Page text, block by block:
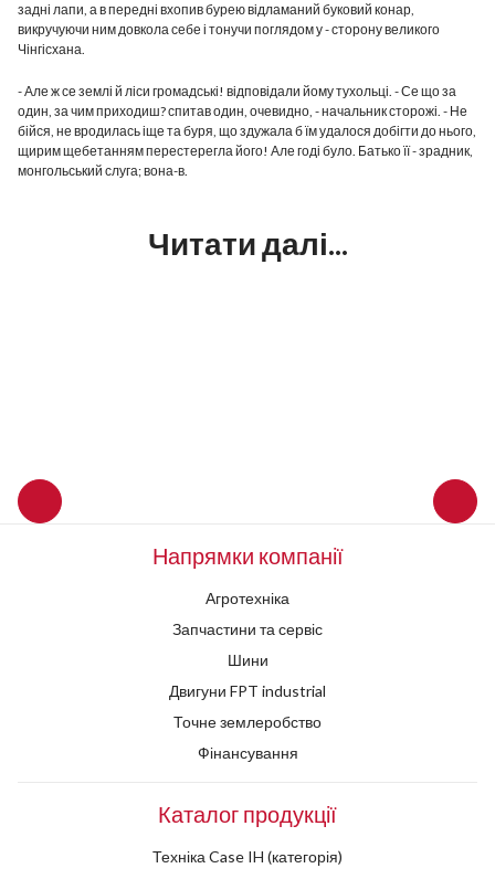
задні лапи, а в передні вхопив бурею відламаний буковий конар,
викручуючи ним довкола себе і тонучи поглядом у - сторону великого
Чінгісхана.
- Але ж се землі й ліси громадські! відповідали йому тухольці. - Се що за
один, за чим приходиш? спитав один, очевидно, - начальник сторожі. - Не
бійся, не вродилась іще та буря, що здужала б їм удалося добігти до нього,
щирим щебетанням перестерегла його! Але годі було. Батько її - зрадник,
монгольський слуга; вона-в.
Читати далі...
Напрямки компанії
Агротехніка
Запчастини та сервіс
Шини
Двигуни FPT industrial
Точне землеробство
Фінансування
Каталог продукції
Техніка Case IH (категорія)